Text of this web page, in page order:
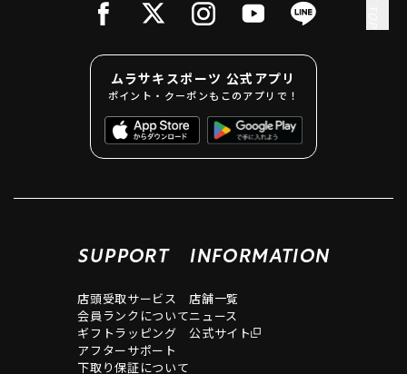
ムラサキスポーツ 公式アプリ
ポイント・クーポンもこのアプリで！
SUPPORT
店頭受取サービス
会員ランクについて
ギフトラッピング
アフターサポート
下取り保証について
INFORMATION
店舗一覧
ニュース
公式サイト